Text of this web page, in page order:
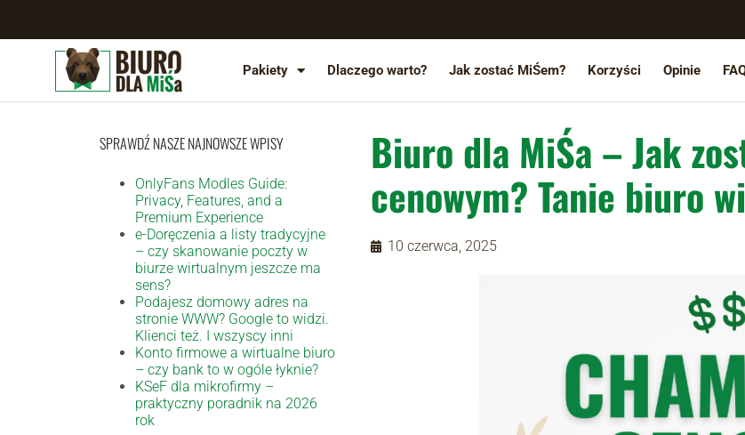
Pakiety Dlaczego warto? Jak zostać MiŚem? Korzyści Opinie
SPRAWDŹ NASZE NAJNOWSZE WPISY
OnlyFans Modles Guide:
Privacy, Features, and a
Premium Experience
e-Doręczenia a listy tradycyjne
– czy skanowanie poczty w
biurze wirtualnym jeszcze ma
sens?
Podajesz domowy adres na
stronie WWW? Google to widzi.
Klienci też. I wszyscy inni
Konto firmowe a wirtualne biuro
– czy bank to w ogóle łyknie?
KSeF dla mikrofirmy –
praktyczny poradnik na 2026
rok
Biuro dla MiŚa – Jak
cenowym? Tanie biuro
10 czerwca, 2025